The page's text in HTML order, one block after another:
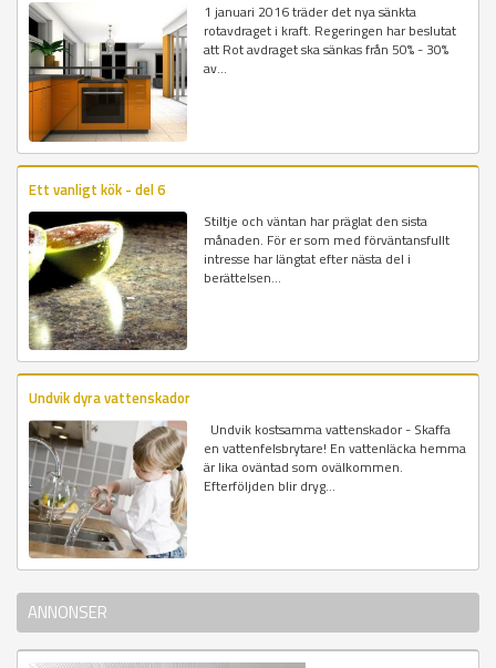
1 januari 2016 träder det nya sänkta
rotavdraget i kraft. Regeringen har beslutat
att Rot avdraget ska sänkas från 50% - 30%
av...
Ett vanligt kök - del 6
Stiltje och väntan har präglat den sista
månaden. För er som med förväntansfullt
intresse har längtat efter nästa del i
berättelsen...
Undvik dyra vattenskador
Undvik kostsamma vattenskador - Skaffa
en vattenfelsbrytare! En vattenläcka hemma
är lika oväntad som ovälkommen.
Efterföljden blir dryg...
ANNONSER